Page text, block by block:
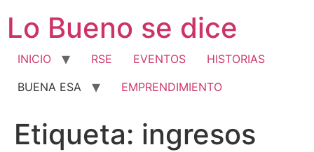
contenido
Lo Bueno se dice
INICIO RSE EVENTOS
HISTORIAS
BUENA ESA
EMPRENDIMIENTO
Etiqueta: ingresos